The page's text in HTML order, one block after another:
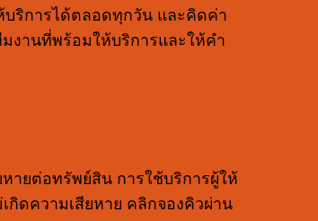
บริการได้ตลอดทุกวัน และคิดค่า
งานที่พร้อมให้บริการและให้คำ
ายต่อทรัพย์สิน การใช้บริการผู้ให้
กิดความเสียหาย คลิกจองคิวผ่าน